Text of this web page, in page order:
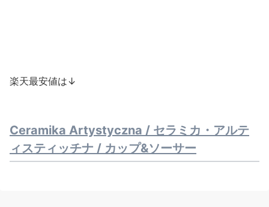
楽天最安値は↓
Ceramika Artystyczna / セラミカ・アルテ
ィスティッチナ / カップ&ソーサー